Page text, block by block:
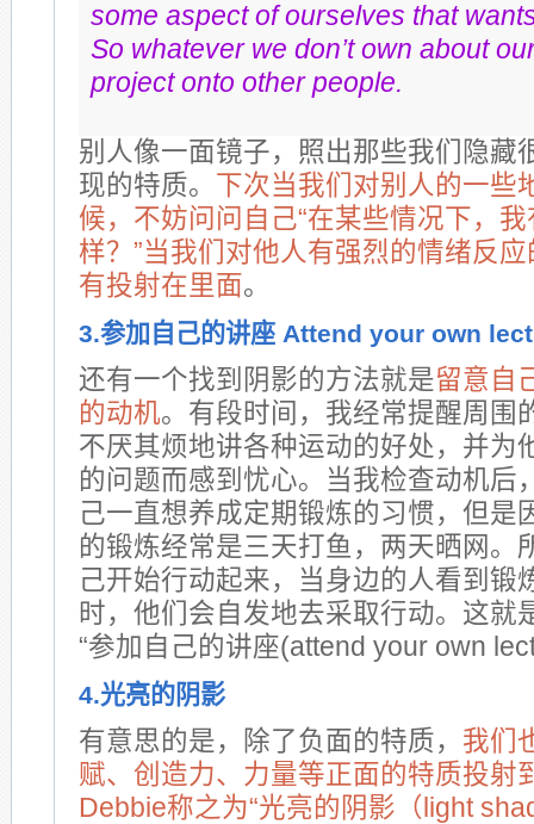
some aspect of ourselves that
So whatever we don’t own about
project onto other people.
别人像一面镜子，照出那些我们隐藏
现的特质。 下次当我们对别人的一些
候，不妨问问自己“在某些情况下，
样？”当我们对他人有强烈的情绪反
有投射在里面。
3.参加自己的讲座 Attend your own
还有一个找到阴影的方法就是留意自
的动机。有段时间，我经常提醒周围
不厌其烦地讲各种运动的好处，并为
的问题而感到忧心。当我检查动机后
己一直想养成定期锻炼的习惯，但是
的锻炼经常是三天打鱼，两天晒网。
己开始行动起来，当身边的人看到锻
时，他们会自发地去采取行动。这就
“参加自己的讲座(attend your own
4.光亮的阴影
有意思的是，除了负面的特质， 我们
赋、创造力、力量等正面的特质投射
Debbie称之为“光亮的阴影（light